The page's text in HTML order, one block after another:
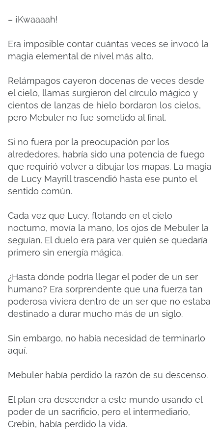
– ¡Kwaaaah!
Era imposible contar cuántas veces se invocó la
magia elemental de nivel más alto.
Relámpagos cayeron docenas de veces desde
el cielo, llamas surgieron del círculo mágico y
cientos de lanzas de hielo bordaron los cielos,
pero Mebuler no fue sometido al final.
Si no fuera por la preocupación por los
alrededores, habría sido una potencia de fuego
que requirió volver a dibujar los mapas. La magia
de Lucy Mayrill trascendió hasta ese punto el
sentido común.
Cada vez que Lucy, flotando en el cielo
nocturno, movía la mano, los ojos de Mebuler la
seguían. El duelo era para ver quién se quedaría
primero sin energía mágica.
¿Hasta dónde podría llegar el poder de un ser
humano? Era sorprendente que una fuerza tan
poderosa viviera dentro de un ser que no estaba
destinado a durar mucho más de un siglo.
Sin embargo, no había necesidad de terminarlo
aquí.
Mebuler había perdido la razón de su descenso.
El plan era descender a este mundo usando el
poder de un sacrificio, pero el intermediario,
Crebin, había perdido la vida.